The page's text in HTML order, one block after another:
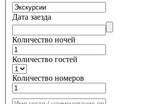
Дата заезда
Количество ночей
Количество гостей
Количество номеров